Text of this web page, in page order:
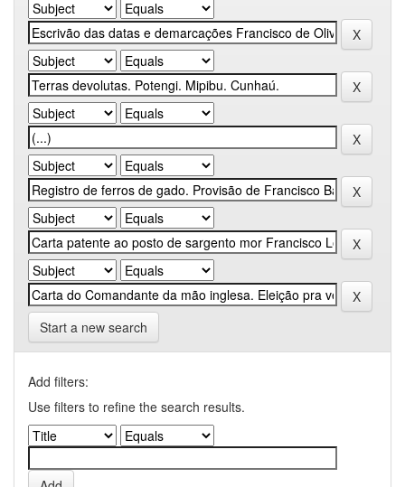
Start a new search
Add filters:
Use filters to refine the search results.